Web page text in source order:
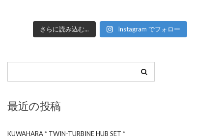
さらに読み込む... Instagram でフォロー
最近の投稿
KUWAHARA * TWIN-TURBINE HUB SET *